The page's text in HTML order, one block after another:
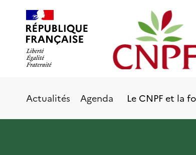
contenu
principal
Actualités Agenda Le CNPF et la